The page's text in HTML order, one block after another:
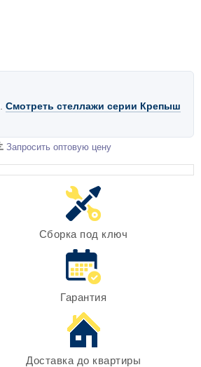
Смотреть стеллажи серии Крепыш
Запросить оптовую цену
Сборка под ключ
Гарантия
Доставка до квартиры